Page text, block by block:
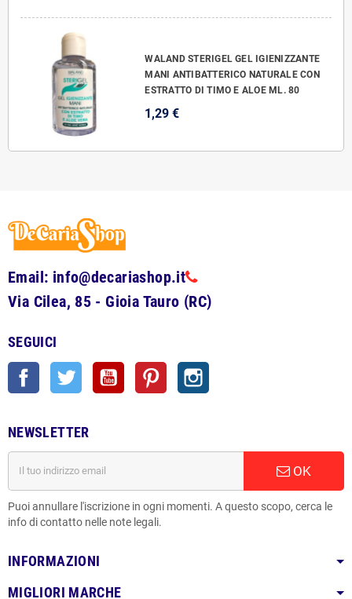
WALAND STERIGEL GEL IGIENIZZANTE
MANI ANTIBATTERICO NATURALE CON
ESTRATTO DI TIMO E ALOE ML. 80
1,29 €
Email: info@decariashop.it
Via Cilea, 85 - Gioia Tauro (RC)
SEGUICI
Facebook Twitter YouTube Pinterest
NEWSLETTER
OK
Puoi annullare l'iscrizione in ogni momenti. A questo scopo, cerca le
info di contatto nelle note legali.
INFORMAZIONI
MIGLIORI MARCHE